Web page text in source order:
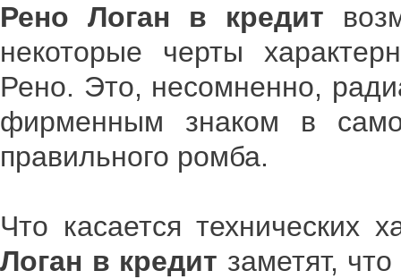
Рено Логан в кредит
некоторые черты
Рено. Это, несомненно,
фирменным знаком в
правильного ромба.
Что касается технических
Логан в кредит заметят,